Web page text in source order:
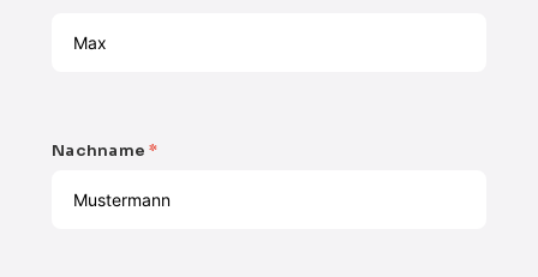
Nachname*